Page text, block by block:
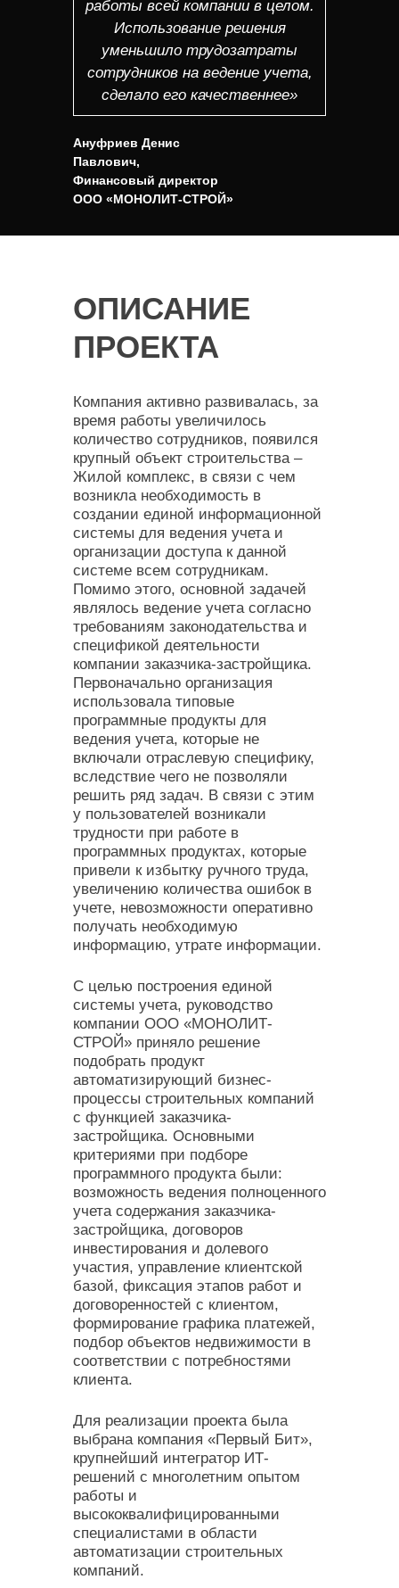
работы всей компании в целом.
Использование решения
уменьшило трудозатраты
сотрудников на ведение учета,
сделало его качественнее»
Ануфриев Денис
Павлович,
Финансовый директор
ООО «МОНОЛИТ-СТРОЙ»
ОПИСАНИЕ
ПРОЕКТА
Компания активно развивалась, за
время работы увеличилось
количество сотрудников, появился
крупный объект строительства –
Жилой комплекс, в связи с чем
возникла необходимость в
создании единой информационной
системы для ведения учета и
организации доступа к данной
системе всем сотрудникам.
Помимо этого, основной задачей
являлось ведение учета согласно
требованиям законодательства и
спецификой деятельности
компании заказчика-застройщика.
Первоначально организация
использовала типовые
программные продукты для
ведения учета, которые не
включали отраслевую специфику,
вследствие чего не позволяли
решить ряд задач. В связи с этим
у пользователей возникали
трудности при работе в
программных продуктах, которые
привели к избытку ручного труда,
увеличению количества ошибок в
учете, невозможности оперативно
получать необходимую
информацию, утрате информации.
С целью построения единой
системы учета, руководство
компании ООО «МОНОЛИТ-
СТРОЙ» приняло решение
подобрать продукт
автоматизирующий бизнес-
процессы строительных компаний
с функцией заказчика-
застройщика. Основными
критериями при подборе
программного продукта были:
возможность ведения полноценного
учета содержания заказчика-
застройщика, договоров
инвестирования и долевого
участия, управление клиентской
базой, фиксация этапов работ и
договоренностей с клиентом,
формирование графика платежей,
подбор объектов недвижимости в
соответствии с потребностями
клиента.
Для реализации проекта была
выбрана компания «Первый Бит»,
крупнейший интегратор ИТ-
решений с многолетним опытом
работы и
высококвалифицированными
специалистами в области
автоматизации строительных
компаний.